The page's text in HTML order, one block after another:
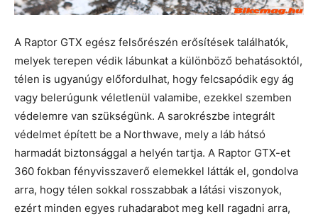
A Raptor GTX egész felsőrészén erősítések találhatók,
melyek terepen védik lábunkat a különböző behatásoktól,
télen is ugyanúgy előfordulhat, hogy felcsapódik egy ág
vagy belerúgunk véletlenül valamibe, ezekkel szemben
védelemre van szükségünk. A sarokrészbe integrált
védelmet épített be a Northwave, mely a láb hátsó
harmadát biztonsággal a helyén tartja. A Raptor GTX-et
360 fokban fényvisszaverő elemekkel látták el, gondolva
arra, hogy télen sokkal rosszabbak a látási viszonyok,
ezért minden egyes ruhadarabot meg kell ragadni arra,